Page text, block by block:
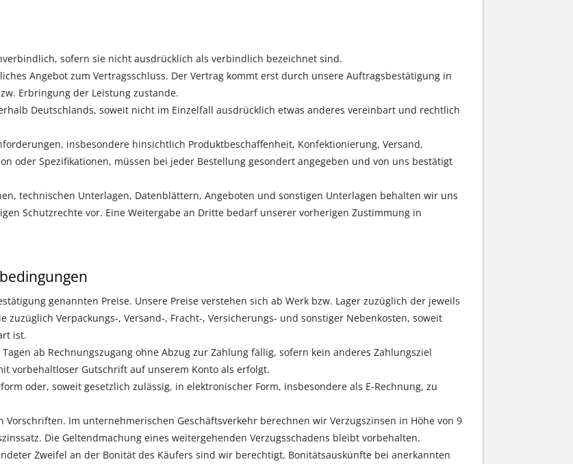
sofern sie nicht ausdrücklich als verbindlich bezeichnet sind.
Angebot zum Vertragsschluss. Der Vertrag kommt erst durch unsere Auftragsbestätigung in
Erbringung der Leistung zustande.
Deutschlands, soweit nicht im Einzelfall ausdrücklich etwas anderes vereinbart und rechtlich
insbesondere hinsichtlich Produktbeschaffenheit, Konfektionierung, Versand,
oder Spezifikationen, müssen bei jeder Bestellung gesondert angegeben und von uns bestätigt
technischen Unterlagen, Datenblättern, Angeboten und sonstigen Unterlagen behalten wir uns
Schutzrechte vor. Eine Weitergabe an Dritte bedarf unserer vorherigen Zustimmung in
genannten Preise. Unsere Preise verstehen sich ab Werk bzw. Lager zuzüglich der jeweils
zuzüglich Verpackungs-, Versand-, Fracht-, Versicherungs- und sonstiger Nebenkosten, soweit
ist.
ab Rechnungszugang ohne Abzug zur Zahlung fällig, sofern kein anderes Zahlungsziel
vorbehaltloser Gutschrift auf unserem Konto als erfolgt.
oder, soweit gesetzlich zulässig, in elektronischer Form, insbesondere als E-Rechnung, zu
Vorschriften. Im unternehmerischen Geschäftsverkehr berechnen wir Verzugszinsen in Höhe von 9
Die Geltendmachung eines weitergehenden Verzugsschadens bleibt vorbehalten.
Zweifel an der Bonität des Käufers sind wir berechtigt, Bonitätsauskünfte bei anerkannten